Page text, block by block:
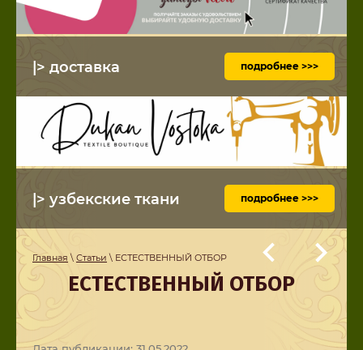
|> доставка подробнее >>>
|> узбекские ткани подробнее >>>
Главная \ Статьи \ ЕСТЕСТВЕННЫЙ ОТБОР
ЕСТЕСТВЕННЫЙ ОТБОР